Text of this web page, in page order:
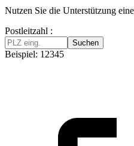
Nutzen Sie die Unterstützung
Postleitzahl :
Suchen
Beispiel: 12345